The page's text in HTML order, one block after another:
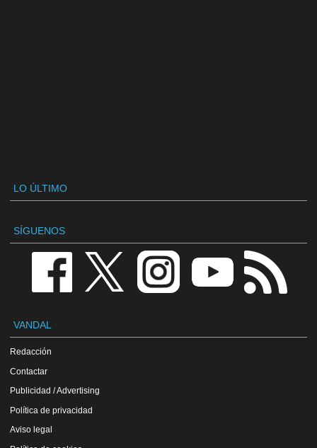
LO ÚLTIMO
SÍGUENOS
VANDAL
Redacción
Contactar
Publicidad / Advertising
Política de privacidad
Aviso legal